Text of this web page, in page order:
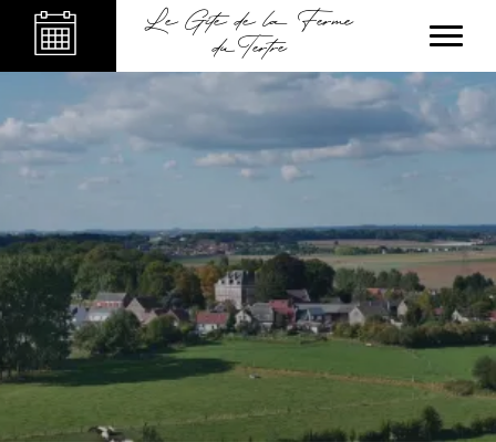
Le Gîte de la Ferme
du Tertre